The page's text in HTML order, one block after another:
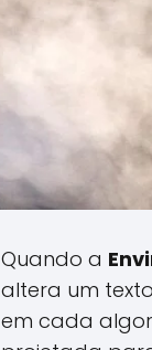
Quando a
altera um
em cada